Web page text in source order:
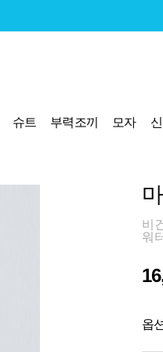
슈트 부력조끼 모자
비
워
옵